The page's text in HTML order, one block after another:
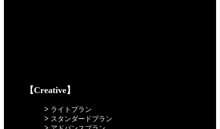
【Creative】
> ライトプラン
> スタンダードプラン